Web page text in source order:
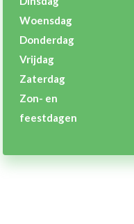
Woensdag
Donderdag
Vrijdag
Zaterdag
Zon- en
feestdagen